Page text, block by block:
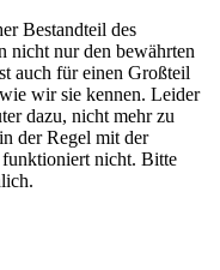
Bestandteil des
nicht nur den bewährten
auch für einen Großteil
wir sie kennen. Leider
dazu, nicht mehr zu
der Regel mit der
nicht. Bitte